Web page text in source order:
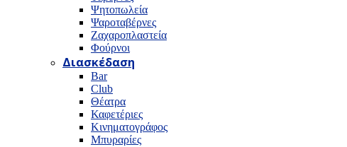
Ψητοπωλεία
Ψαροταβέρνες
Ζαχαροπλαστεία
Φούρνοι
Διασκέδαση
Bar
Club
Θέατρα
Καφετέριες
Κινηματογράφος
Μπυραρίες